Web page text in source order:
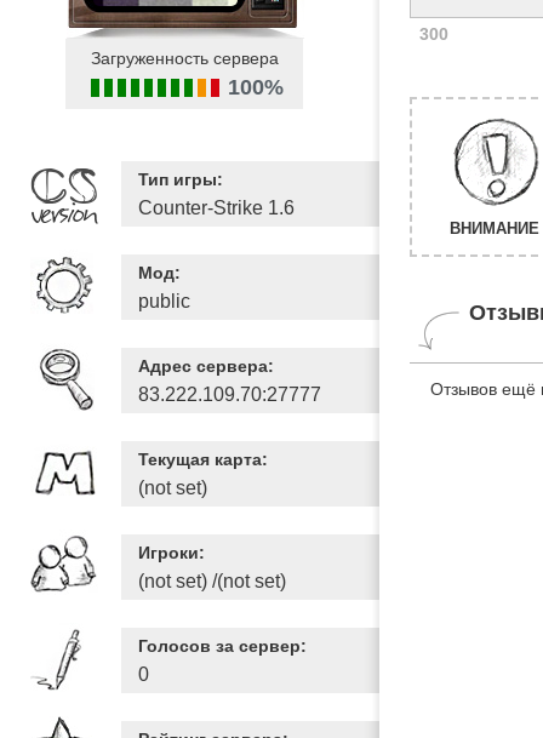
Загруженность сервера
100%
Тип игры:
Counter-Strike 1.6
Мод:
public
Адрес сервера:
83.222.109.70:27777
Текущая карта:
(not set)
Игроки:
(not set) /(not set)
Голосов за сервер:
0
300
ВНИМАНИЕ
Отзывов ещё